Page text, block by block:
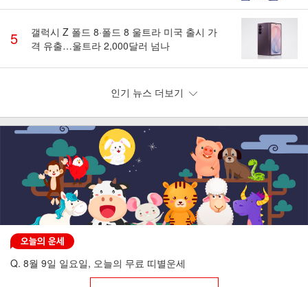
5
갤럭시 Z 폴드 8·폴드 8 울트라 미국 출시 가
격 유출…울트라 2,000달러 넘나
인기 뉴스 더보기
Q. 8월 9일 일요일, 오늘의 무료 띠별운세